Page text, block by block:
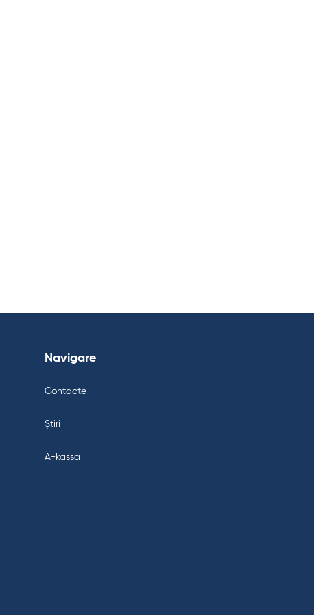
Navigare
Contacte
Știri
A-kassa